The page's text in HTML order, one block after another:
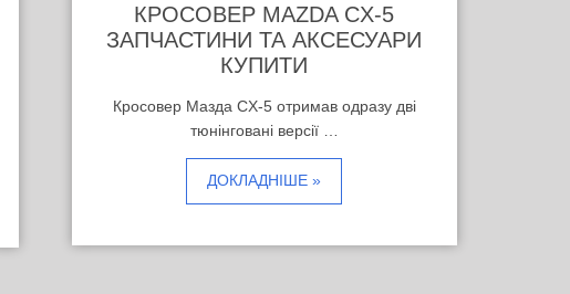
КРОСОВЕР MAZDA CX-5
ЗАПЧАСТИНИ ТА АКСЕСУАРИ
КУПИТИ
Кросовер Мазда CX-5 отримав одразу дві
тюнінговані версії …
ДОКЛАДНІШЕ »